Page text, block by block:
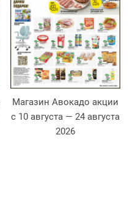
Магазин Авокадо акции
с 10 августа — 24 августа
2026